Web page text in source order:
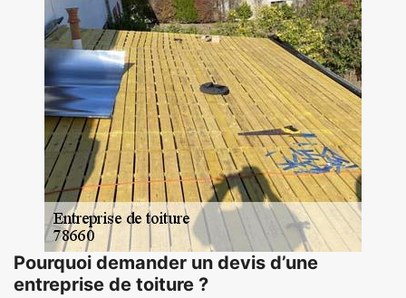
Pourquoi demander un devis d’une
entreprise de toiture ?